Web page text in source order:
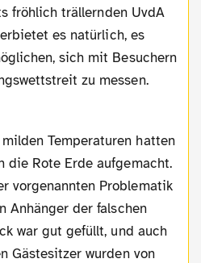
fröhlich trällernden UvdA
es natürlich, es
sich mit Besuchern
zu messen.
die Rote Erde aufgemacht.
vorgenannten Problematik
Anhänger der falschen
war gut gefüllt, und auch
Gästesitzer wurden von